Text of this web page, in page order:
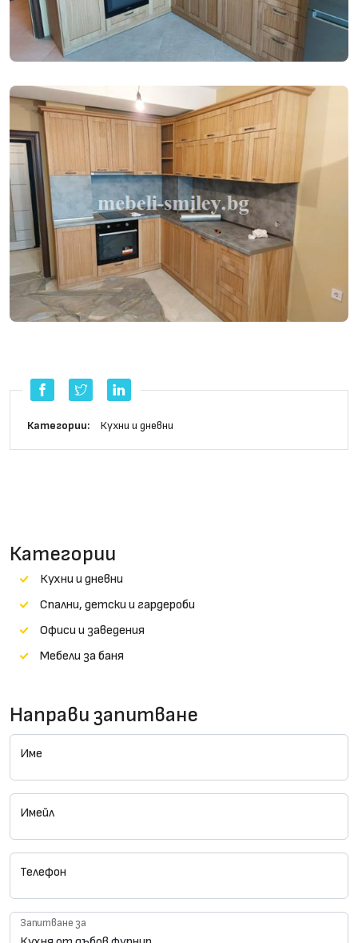
Категории: Кухни и дневни
Категории
Кухни и дневни
Cпални, детски и гардероби
Офиси и заведения
Мебели за баня
Направи запитване
Име
Имейл
Телефон
Запитване за